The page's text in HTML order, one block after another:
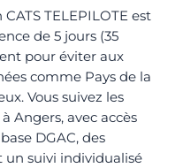
TELEPILOTE est
de 5 jours (35
pour éviter aux
comme Pays de la
Vous suivez les
Angers, avec accès
DGAC, des
un suivi individualisé